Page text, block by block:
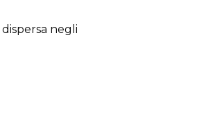
dispersa negli